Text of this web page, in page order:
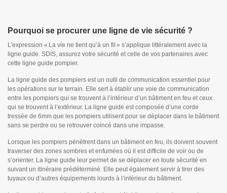
Pourquoi se procurer une ligne de vie sécurité ?
L’expression « La vie ne tient qu’à un fil » s’applique littéralement avec la
ligne guide. SDIS, assurez votre sécurité et celle de vos partenaires avec
cette ligne guide pompier.
La ligne guide des pompiers est un outil de communication essentiel pour
les opérations sur le terrain. Elle sert à établir une voie de communication
entre les pompiers qui se trouvent à l’intérieur d’un bâtiment en feu et ceux
qui se trouvent à l’extérieur. La ligne guide est composée d’une corde
tressée de 6mm que les pompiers utilisent pour se déplacer dans le bâtiment
sans se perdre ou se retrouver coincé dans une impasse.
Lorsque les pompiers pénètrent dans un bâtiment en feu, ils doivent souvent
traverser des zones sombres et enfumées où il est difficile de voir ou de
s’orienter. La ligne guide leur permet de se déplacer en toute sécurité en
suivant un itinéraire prédéterminé. Elle peut également servir à tirer des
tuyaux ou d’autres équipements lourds à l’intérieur du bâtiment.